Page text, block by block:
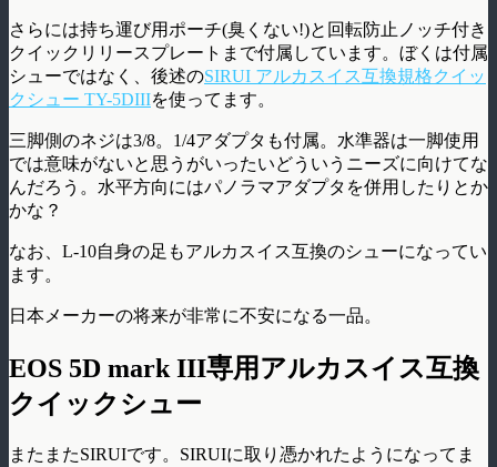
さらには持ち運び用ポーチ(臭くない!)と回転防止ノッチ付き
クイックリリースプレートまで付属しています。ぼくは付属
シューではなく、後述のSIRUI アルカスイス互換規格クイッ
クシュー TY-5DIIIを使ってます。
三脚側のネジは3/8。1/4アダプタも付属。水準器は一脚使用
では意味がないと思うがいったいどういうニーズに向けてな
んだろう。水平方向にはパノラマアダプタを併用したりとか
かな？
なお、L-10自身の足もアルカスイス互換のシューになってい
ます。
日本メーカーの将来が非常に不安になる一品。
EOS 5D mark III専用アルカスイス互換
クイックシュー
またまたSIRUIです。SIRUIに取り憑かれたようになってま